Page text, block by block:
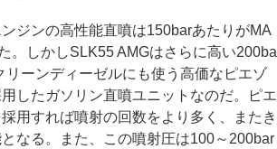
ジンの高性能直噴は150barあたりがMA
。しかしSLK55 AMGはさらに高い200ba
リーンディーゼルにも使う高価なピエゾ
したガソリン直噴ユニットなのだ。ピエ
用すれば噴射の回数をより多く、またき
なる。また、この噴射圧は100～200bar